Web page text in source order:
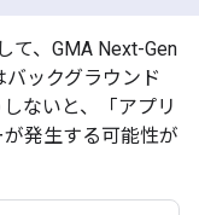
て、 GMA Next-Gen
ックグラウンド
ないと、「アプリ
発生する可能性が